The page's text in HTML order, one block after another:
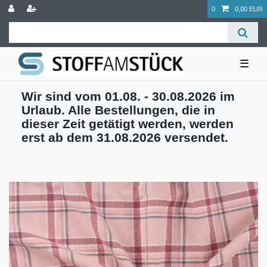
0 0,00 EUR
☰
Wir sind vom 01.08. - 30.08.2026 im
Urlaub. Alle Bestellungen, die in
dieser Zeit getätigt werden, werden
erst ab dem 31.08.2026 versendet.